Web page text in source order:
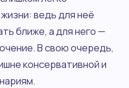
ведь для неё
ближе, а для него —
В свою очередь,
консервативной и